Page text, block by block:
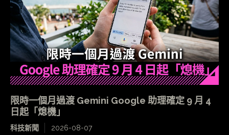
限時一個月過渡 Gemini Google 助理確定 9 月 4
日起「熄機」
科技新聞 2026-08-07